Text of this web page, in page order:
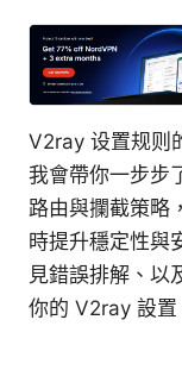
V2ray 设置规则
我會帶你一步步
路由與攔截策略
時提升穩定性與
見錯誤排解、以
你的 V2ray 設置